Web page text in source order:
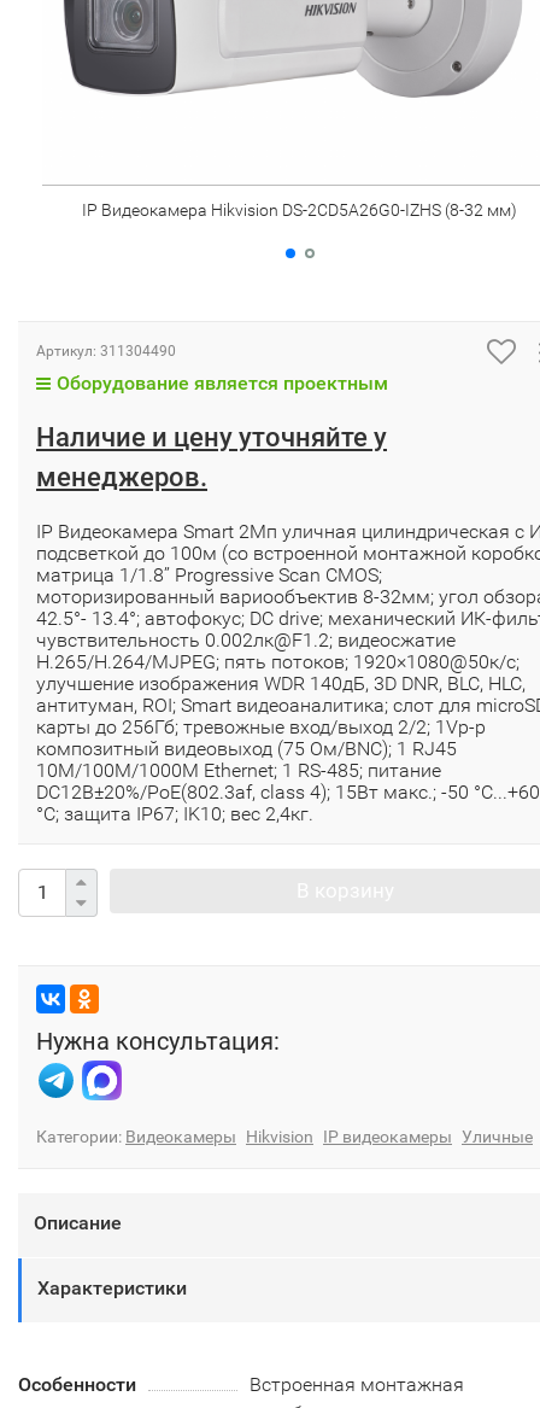
IP Видеокамера Hikvision DS-2CD5A26G0-IZHS (8-32 мм)
Артикул: 311304490
Оборудование является проектным
Наличие и цену уточняйте у
менеджеров.
IP Видеокамера Smart 2Мп уличная цилиндрическая с
подсветкой до 100м (со встроенной монтажной
матрица 1/1.8’’ Progressive Scan CMOS;
моторизированный вариообъектив 8-32мм; угол
42.5°- 13.4°; автофокус; DC drive; механический ИК-
чувствительность 0.002лк@F1.2; видеосжатие
H.265/H.264/MJPEG; пять потоков; 1920×1080@50к/с;
улучшение изображения WDR 140дБ, 3D DNR, BLC, HLC,
антитуман, ROI; Smart видеоаналитика; слот для
карты до 256Гб; тревожные вход/выход 2/2; 1Vp-p
композитный видеовыход (75 Ом/BNC); 1 RJ45
10M/100M/1000M Ethernet; 1 RS-485; питание
DC12В±20%/PoE(802.3af, class 4); 15Вт макс.; -50 °C...+60
°C; защита IP67; IK10; вес 2,4кг.
Нужна консультация:
Категории: Видеокамеры Hikvision IP видеокамеры Уличные
Описание
Характеристики
Особенности
Встроенная монтажная